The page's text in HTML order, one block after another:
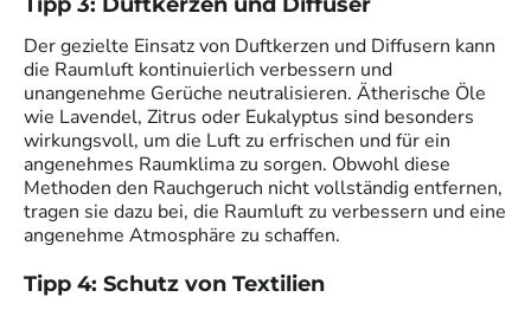
Der gezielte Einsatz von Duftkerzen und Diffusern kann
die Raumluft kontinuierlich verbessern und
unangenehme Gerüche neutralisieren. Ätherische Öle
wie Lavendel, Zitrus oder Eukalyptus sind besonders
wirkungsvoll, um die Luft zu erfrischen und für ein
angenehmes Raumklima zu sorgen. Obwohl diese
Methoden den Rauchgeruch nicht vollständig entfernen,
tragen sie dazu bei, die Raumluft zu verbessern und eine
angenehme Atmosphäre zu schaffen.
Tipp 4: Schutz von Textilien